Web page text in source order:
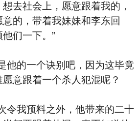
去社会上，愿意跟着我的，
的，带着我妹妹和李东回
们一下。”
的一个诀别吧，因为这毕竟
意跟着一个杀人犯混呢？
我预料之外，他带来的二十